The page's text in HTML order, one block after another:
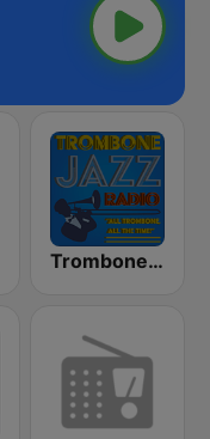
Trombone Jazz Radio